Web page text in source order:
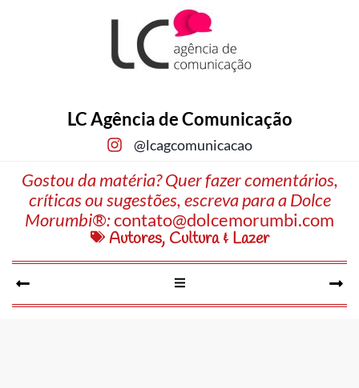
LC Agência de Comunicação
@lcagcomunicacao
Gostou da matéria? Quer fazer comentários,
críticas ou sugestões, escreva para a Dolce
Morumbi®:contato@dolcemorumbi.com
Autores, Cultura & Lazer